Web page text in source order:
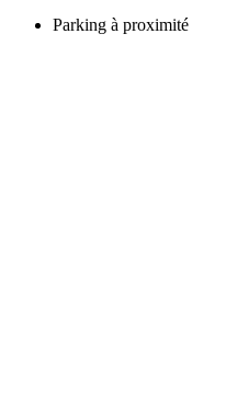
Parking à proximité